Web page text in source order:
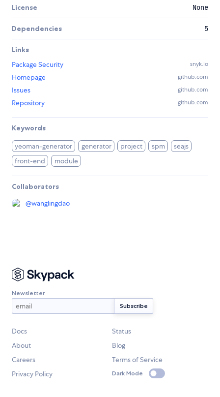
License None
Dependencies 5
Links
Package Security
snyk.io
Homepage github.com
Issues github.com
Repository github.com
Keywords
yeoman-generator generator project spm
seajs
front-end
module
Collaborators
@wanglingdao
Newsletter
Docs
Status
About
Blog
Careers
Terms of Service
Privacy Policy
Dark Mode